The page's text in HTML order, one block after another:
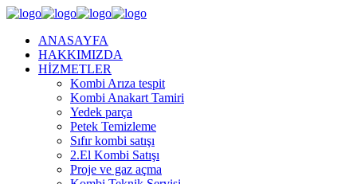
ANASAYFA
HAKKIMIZDA
HİZMETLER
Kombi Arıza tespit
Kombi Anakart Tamiri
Yedek parça
Petek Temizleme
Sıfır kombi satışı
2.El Kombi Satışı
Proje ve gaz açma